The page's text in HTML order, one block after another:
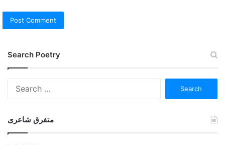
Search Poetry
متفرق شاعری